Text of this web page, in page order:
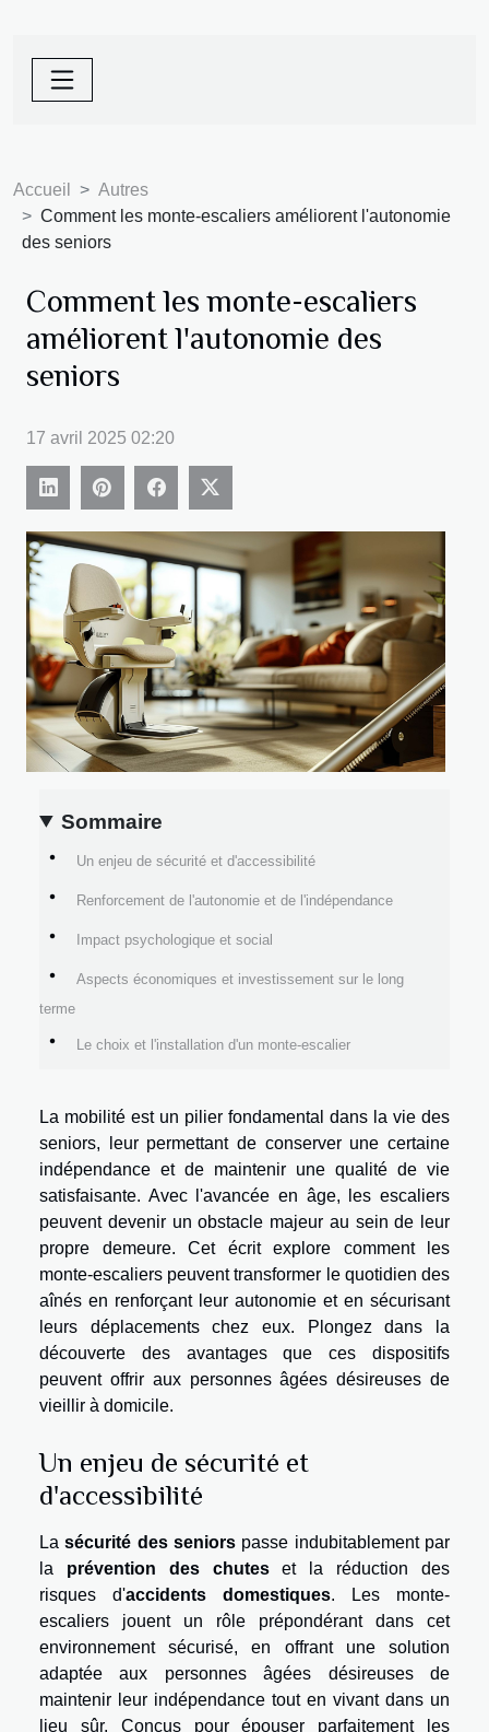
Accueil
Autres
Comment les monte-escaliers améliorent l'autonomie
des seniors
Comment les monte-escaliers
améliorent l'autonomie des
seniors
17 avril 2025 02:20
Sommaire
Un enjeu de sécurité et d'accessibilité
Renforcement de l'autonomie et de l'indépendance
Impact psychologique et social
Aspects économiques et investissement sur le long
terme
Le choix et l'installation d'un monte-escalier
La mobilité est un pilier fondamental dans la vie des
seniors, leur permettant de conserver une certaine
indépendance et de maintenir une qualité de vie
satisfaisante. Avec l'avancée en âge, les escaliers
peuvent devenir un obstacle majeur au sein de leur
propre demeure. Cet écrit explore comment les
monte-escaliers peuvent transformer le quotidien des
aînés en renforçant leur autonomie et en sécurisant
leurs déplacements chez eux. Plongez dans la
découverte des avantages que ces dispositifs
peuvent offrir aux personnes âgées désireuses de
vieillir à domicile.
Un enjeu de sécurité et
d'accessibilité
Lasécurité des seniors passe indubitablement par
la prévention des chuteset la réduction des
risques d'accidents domestiques. Les monte-
escaliers jouent un rôle prépondérant dans cet
environnement sécurisé, en offrant une solution
adaptée aux personnes âgées désireuses de
maintenir leur indépendance tout en vivant dans un
lieu sûr. Conçus pour épouser parfaitement les